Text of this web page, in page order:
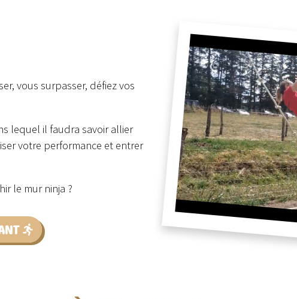
vous surpasser, défiez vos
lequel il faudra savoir allier
votre performance et entrer
le mur ninja ?